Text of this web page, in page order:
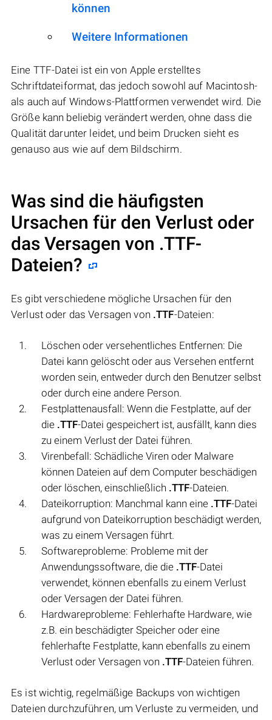
können
Weitere Informationen
Eine TTF-Datei ist ein von Apple erstelltes
Schriftdateiformat, das jedoch sowohl auf Macintosh-
als auch auf Windows-Plattformen verwendet wird. Die
Größe kann beliebig verändert werden, ohne dass die
Qualität darunter leidet, und beim Drucken sieht es
genauso aus wie auf dem Bildschirm.
Was sind die häufigsten
Ursachen für den Verlust oder
das Versagen von .TTF-
Dateien?
Es gibt verschiedene mögliche Ursachen für den
Verlust oder das Versagen von .TTF-Dateien:
Löschen oder versehentliches Entfernen: Die
Datei kann gelöscht oder aus Versehen entfernt
worden sein, entweder durch den Benutzer selbst
oder durch eine andere Person.
Festplattenausfall: Wenn die Festplatte, auf der
die .TTF-Datei gespeichert ist, ausfällt, kann dies
zu einem Verlust der Datei führen.
Virenbefall: Schädliche Viren oder Malware
können Dateien auf dem Computer beschädigen
oder löschen, einschließlich .TTF-Dateien.
Dateikorruption: Manchmal kann eine .TTF-Datei
aufgrund von Dateikorruption beschädigt werden,
was zu einem Versagen führt.
Softwareprobleme: Probleme mit der
Anwendungssoftware, die die .TTF-Datei
verwendet, können ebenfalls zu einem Verlust
oder Versagen der Datei führen.
Hardwareprobleme: Fehlerhafte Hardware, wie
z.B. ein beschädigter Speicher oder eine
fehlerhafte Festplatte, kann ebenfalls zu einem
Verlust oder Versagen von .TTF-Dateien führen.
Es ist wichtig, regelmäßige Backups von wichtigen
Dateien durchzuführen, um Verluste zu vermeiden, und